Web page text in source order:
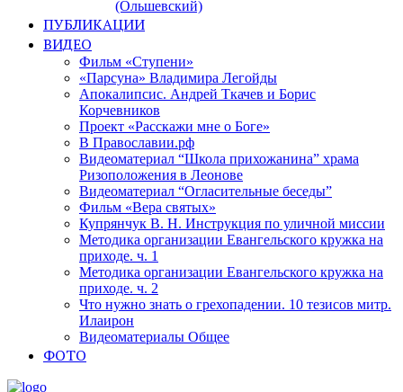
(Ольшевский)
ПУБЛИКАЦИИ
ВИДЕО
Фильм «Ступени»
«Парсуна» Владимира Легойды
Апокалипсис. Андрей Ткачев и Борис
Корчевников
Проект «Расскажи мне о Боге»
В Православии.рф
Видеоматериал “Школа прихожанина” храма
Ризоположения в Леонове
Видеоматериал “Огласительные беседы”
Фильм «Вера святых»
Купрянчук В. Н. Инструкция по уличной миссии
Методика организации Евангельского кружка на
приходе. ч. 1
Методика организации Евангельского кружка на
приходе. ч. 2
Что нужно знать о грехопадении. 10 тезисов митр.
Илаирон
Видеоматериалы Общее
ФОТО